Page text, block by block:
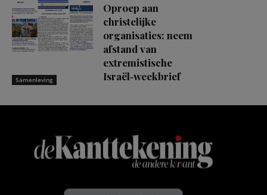
Samenleving
Oproep aan
christelijke
organisaties: neem
afstand van
extremistische
Israël‑weekbrief